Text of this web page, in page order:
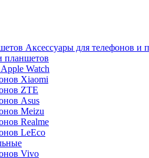
Аксессуары для телефонов и
планшетов
Watch
Xiaomi
ZTE
Asus
Meizu
Realme
LeEco
Vivo